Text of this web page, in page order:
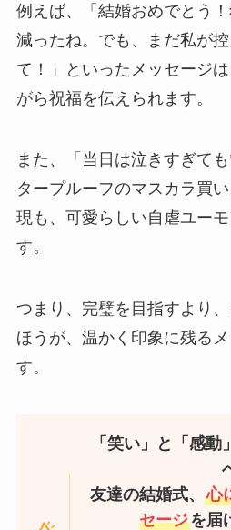
例えば、「結婚おめでとう
減ったね。でも、まだ私が
て！」といったメッセージ
がら祝福を伝えられます。
また、「当日は泣きすぎて
タープルーフのマスカラ買
現も、可愛らしい自虐ユー
す。​
つまり、完璧を目指すより
ほうが、温かく印象に残る
す。​
「笑い」と「感
友達の結婚式、心
セージを届